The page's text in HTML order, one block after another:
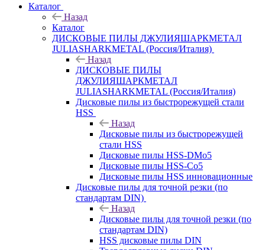
Каталог
Назад
Каталог
ДИСКОВЫЕ ПИЛЫ ДЖУЛИЯШАРКМЕТАЛ
JULIASHARKMETAL (Россия/Италия)
Назад
ДИСКОВЫЕ ПИЛЫ
ДЖУЛИЯШАРКМЕТАЛ
JULIASHARKMETAL (Россия/Италия)
Дисковые пилы из быстрорежущей стали
HSS
Назад
Дисковые пилы из быстрорежущей
стали HSS
Дисковые пилы HSS-DMo5
Дисковые пилы HSS-Co5
Дисковые пилы HSS инновационные
Дисковые пилы для точной резки (по
стандартам DIN)
Назад
Дисковые пилы для точной резки (по
стандартам DIN)
HSS дисковые пилы DIN